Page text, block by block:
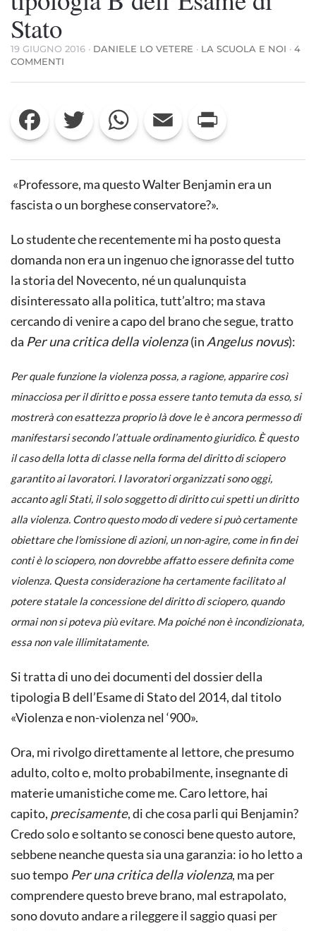
Stato
19 GIUGNO 2016 · DANIELE LO VETERE · LA SCUOLA E NOI · 4
COMMENTI
CONTRO
TIPOLOGIA
B
DELL’ESAME
STATO
Facebook Twitter WhatsApp Email
«Professore, ma questo Walter Benjamin era un
fascista o un borghese conservatore?».
Lo studente che recentemente mi ha posto questa
domanda non era un ingenuo che ignorasse del tutto
la storia del Novecento, né un qualunquista
disinteressato alla politica, tutt’altro; ma stava
cercando di venire a capo del brano che segue, tratto
da Per una critica della violenza(in Angelus novus):
Per quale funzione la violenza possa, a ragione, apparire così
minacciosa per il diritto e possa essere tanto temuta da esso, si
mostrerà con esattezza proprio là dove le è ancora permesso di
manifestarsi secondo l’attuale ordinamento giuridico. È questo
il caso della lotta di classe nella forma del diritto di sciopero
garantito ai lavoratori. I lavoratori organizzati sono oggi,
accanto agli Stati, il solo soggetto di diritto cui spetti un diritto
alla violenza. Contro questo modo di vedere si può certamente
obiettare che l’omissione di azioni, un non-agire, come in fin dei
conti è lo sciopero, non dovrebbe affatto essere definita come
violenza. Questa considerazione ha certamente facilitato al
potere statale la concessione del diritto di sciopero, quando
ormai non si poteva più evitare. Ma poiché non è incondizionata,
essa non vale illimitatamente.
Si tratta di uno dei documenti del dossier della
tipologia B dell’Esame di Stato del 2014, dal titolo
«Violenza e non-violenza nel ‘900».
Ora, mi rivolgo direttamente al lettore, che presumo
adulto, colto e, molto probabilmente, insegnante di
materie umanistiche come me. Caro lettore, hai
capito, precisamente, di che cosa parli qui Benjamin?
Credo solo e soltanto se conosci bene questo autore,
sebbene neanche questa sia una garanzia: io ho letto a
suo tempo Per una critica della violenza, ma per
comprendere questo breve brano, mal estrapolato,
sono dovuto andare a rileggere il saggio quasi per